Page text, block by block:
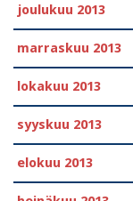
joulukuu 2013
marraskuu 2013
lokakuu 2013
syyskuu 2013
elokuu 2013